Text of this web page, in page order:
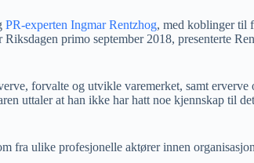
PR-experten Ingmar Rentzhog, med koblinger til
primo september 2018, presenterte
forvalte og utvikle varemerket, samt erverve
uttaler at han ikke har hatt noe kjennskap til
fra ulike profesjonelle aktører innen